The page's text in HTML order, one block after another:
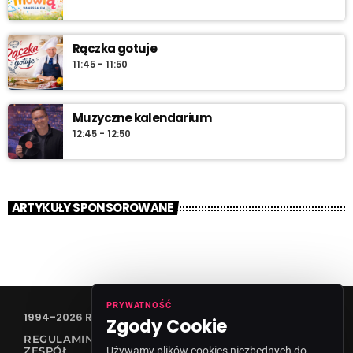
Rączka gotuje
11:45 - 11:50
Muzyczne kalendarium
12:45 - 12:50
ARTYKUŁY SPONSOROWANE
1994-2026 RADIO VANESSA SPÓŁKA Z O.O
REGULAMIN KONKURSÓW
ZESPÓŁ
PRYWATNOŚĆ
Zgody Cookie